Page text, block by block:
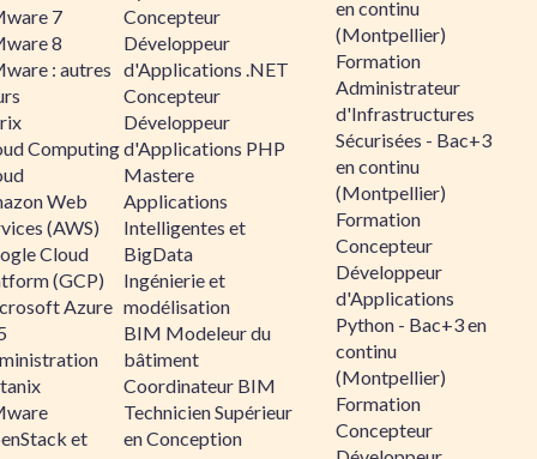
7
8
: autres
Computing
Web
(AWS)
Cloud
(GCP)
Azure
et
Concepteur
Développeur
d'Applications .NET
Concepteur
Développeur
d'Applications PHP
Mastere
Applications
Intelligentes et
BigData
Ingénierie et
modélisation
BIM Modeleur du
bâtiment
Coordinateur BIM
Technicien Supérieur
en Conception
en continu
(Montpellier)
Formation
Administrateur
d'Infrastructures
Sécurisées - Bac+3
en continu
(Montpellier)
Formation
Concepteur
Développeur
d'Applications
Python - Bac+3 en
continu
(Montpellier)
Formation
Concepteur